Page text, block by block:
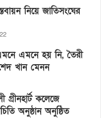
নিয়ে জাতিসংঘের
এমনে হয় নি, তৈরী
খান মেনন
কলেজে
অনুষ্ঠান অনুষ্ঠিত